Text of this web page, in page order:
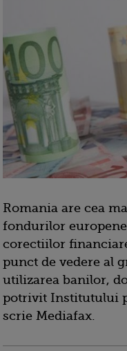
Romania are cea
fondurilor
corectiilor
punct de vedere al
utilizarea banilor,
potrivit Institutului
scrie Mediafax.